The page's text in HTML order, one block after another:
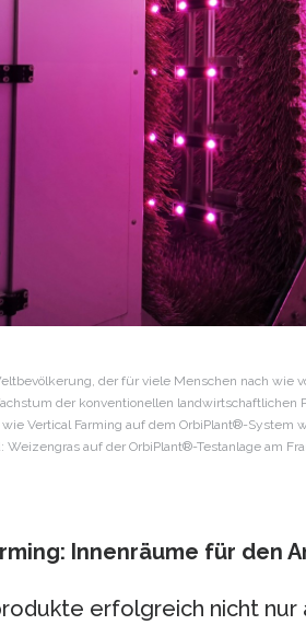
der für viele Menschen nach
der konventionellen landwirtschaftlichen
wie Vertical Farming auf dem OrbiPlant®-
Weizengras auf der OrbiPlant®-Testanlage am
Innenräume für den
erfolgreich nicht nur